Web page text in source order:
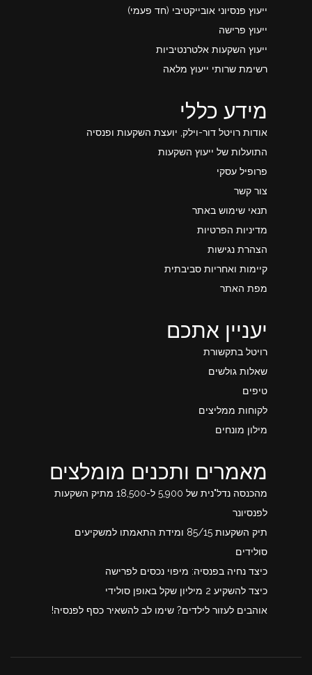
ייעוץ פנסיוני אובייקטיבי (חד פעמי)
ייעוץ פרישה
ייעוץ השקעות אלטרנטיביות
רשימת שרותי ייעוץ מלאה
מידע כללי
אודות רויטל דור-וילק, יועצת השקעות ופנסיה
התועלות של ייעוץ השקעות
פרופיל עסקי
צור קשר
תנאי שימוש באתר
מדיניות הפרטיות
הצהרת נגישות
קיימות ואחריות סביבתית
מפת האתר
יעניין אתכם
רויטל בתקשורת
שאלות גולשים
טיפים
לקוחות ממליצים
מילון מונחים
מאמרים ותכנים מומלצים
מהכנסה נדל"נית של 5,900 ל-18,500 מתיק השקעות
לפנסיונר
תיק השקעות 85/15 ומידת התאמתו למשקיעים
סולידים
כיצד נחיה בפנסיה: מיפוי נכסים לפרישה
כיצד להשקיע 2 מיליון שקל באופן סולידי
אוהבים לעזור לילדים? שימו לב להשאיר כסף לפנסיה!